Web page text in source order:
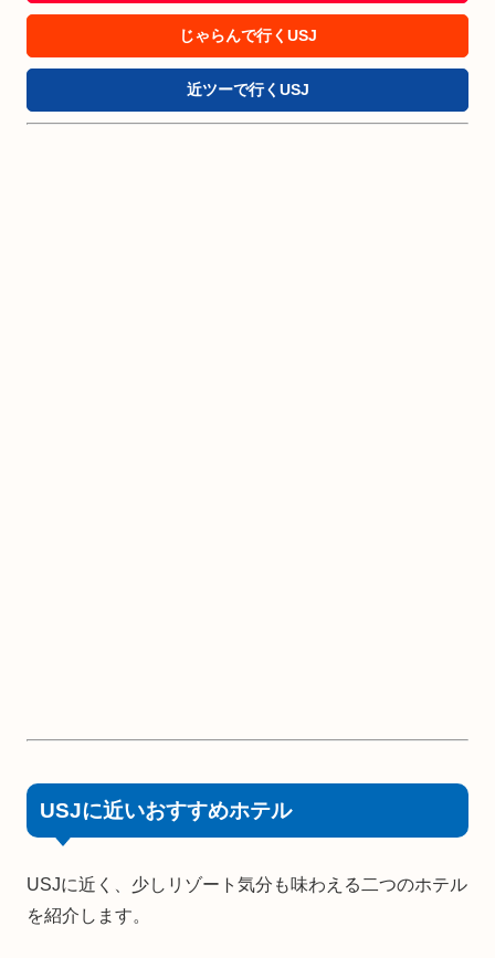
じゃらんで行くUSJ
近ツーで行くUSJ
USJに近いおすすめホテル
USJに近く、少しリゾート気分も味わえる二つのホテル
を紹介します。